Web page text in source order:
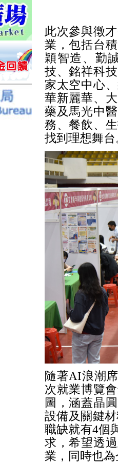
此次參與徵
業，包括台
穎智造、勤
技、銘祥科
家太空中心
華新麗華、
藥及馬光中
務、餐飲、
找到理想舞台
隨著AI浪潮
次就業博覽
圖，涵蓋晶
設備及關鍵
職缺就有4個
求，希望透
業，同時也